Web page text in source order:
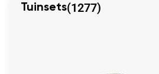
Tuinsets(1277)